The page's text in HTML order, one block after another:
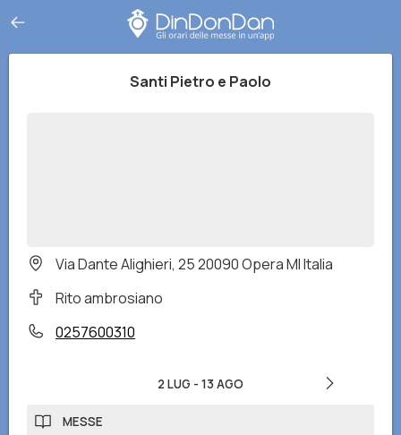
Santi Pietro e Paolo
Via Dante Alighieri, 25 20090 Opera MI Italia
Rito ambrosiano
0257600310
2 LUG - 13 AGO
MESSE